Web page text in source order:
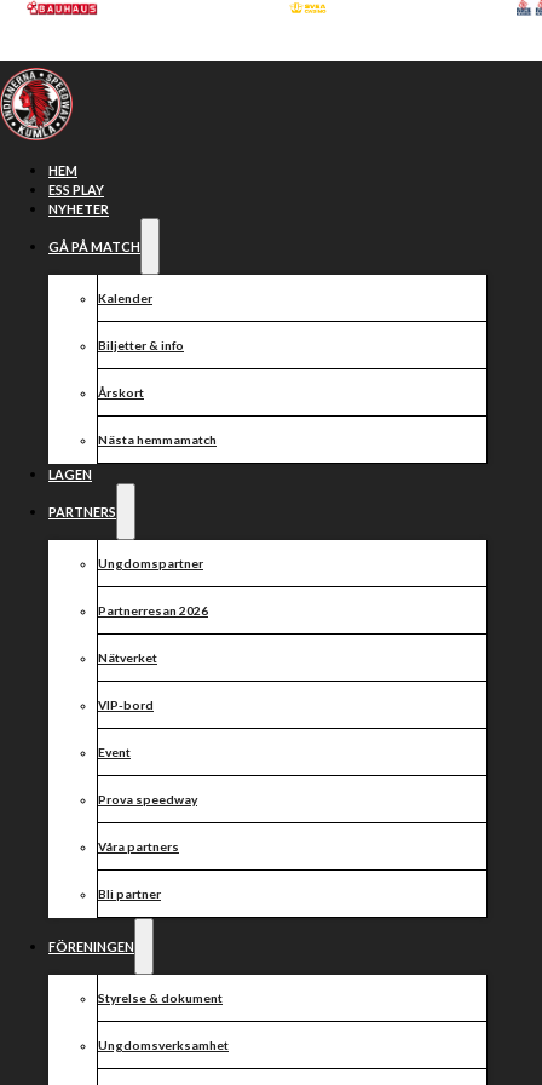
Hoppa till huvudinnehåll
HEM
ESS PLAY
NYHETER
GÅ PÅ MATCH
Kalender
Biljetter & info
Årskort
Nästa hemmamatch
LAGEN
PARTNERS
Ungdomspartner
Partnerresan 2026
Nätverket
VIP-bord
Event
Prova speedway
Våra partners
Bli partner
FÖRENINGEN
Styrelse & dokument
Ungdomsverksamhet
Bli partner